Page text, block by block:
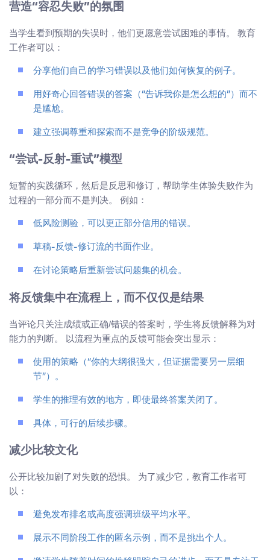
营造“容忍失败”的氛围
当学生看到预期的失误时，他们更愿意尝试困难的事情。 教育
工作者可以：
分享他们自己的学习错误以及他们如何恢复的例子。
用好奇心回答错误的答案（“告诉我你是怎么想的”）而不
是尴尬。
建立强调尊重和探索而不是竞争的阶级规范。
“尝试-反射-重试”模型
短暂的实践循环，然后是反思和修订，帮助学生体验失败作为
过程的一部分而不是判决。 例如：
低风险测验，可以更正部分信用的错误。
草稿-反馈-修订流的书面作业。
在讨论策略后重新尝试问题集的机会。
将反馈集中在流程上，而不仅仅是结果
当评论只关注成绩或正确/错误的答案时，学生将反馈解释为对
能力的判断。 以流程为重点的反馈可能会突出显示：
使用的策略（“你的大纲很强大，但证据需要另一层细
节”）。
学生的推理有效的地方，即使最终答案关闭了。
具体，可行的后续步骤。
减少比较文化
公开比较加剧了对失败的恐惧。 为了减少它，教育工作者可
以：
避免发布排名或高度强调班级平均水平。
展示不同阶段工作的匿名示例，而不是挑出个人。